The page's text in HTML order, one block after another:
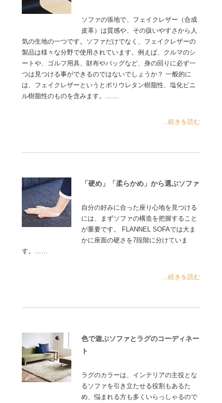
ソファの張地で、フェイクレザー（合成
皮革）は質感や、その扱いやすさから人
気の生地の一つです。ソファだけでなく、フェイクレザーの
製品は様々な分野で使用されています。例えば、クルマのシ
ートや、ゴルフ用具、財布やバッグなど、身の回りに必ず一
つは見つける事ができるのではないでしょうか？ 一般的に
は、フェイクレザーというとポリウレタン樹脂性、塩化ビニ
ル樹脂性のものを含みます。……
...続きを読む
「硬め」「柔らかめ」から選ぶソファ
自分の好みに合った座り心地を見つける
には、まずソファの構造を把握すること
が重要です。 FLANNEL SOFAでは大ま
かに座面の硬さを7段階に分けていま
す。……
...続きを読む
色で遊ぶソファとラグのコーディネー
ト
ラグのカラーは、インテリアの主役とな
るソファを引き立たせる役割もあるた
め、悩まれる方も多くいらっしゃるので